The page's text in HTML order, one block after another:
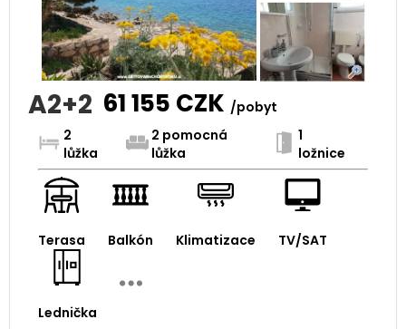
A2+2 61 155 CZK /pobyt
2
lůžka
2 pomocná
lůžka
1
ložnice
Terasa Balkón Klimatizace TV/SAT
Lednička